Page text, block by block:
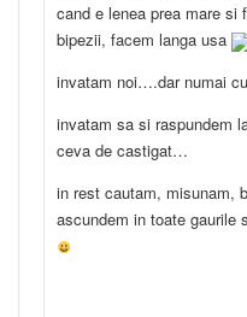
cand e lenea prea mare si
bipezii, facem langa usa
invatam noi….dar numai
invatam sa si raspundem
ceva de castigat…
in rest cautam, misunam,
ascundem in toate gaurile